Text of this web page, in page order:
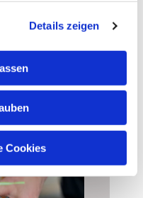
Details zeigen
Cookies